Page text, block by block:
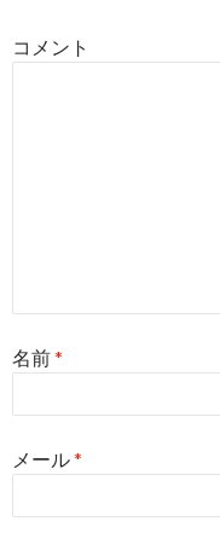
ン
コメント
名前*
メール*